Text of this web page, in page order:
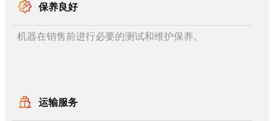
保养良好
机器在销售前进行必要的测试和维护保养。
运输服务